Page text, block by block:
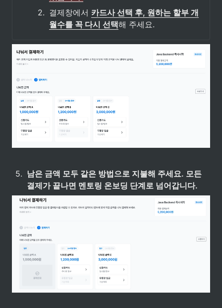
2. 결제창에서 카드사 선택 후, 원하는 할부 개
월수를 꼭 다시 선택해 주세요.
5. 남은 금액 모두 같은 방법으로 지불해 주세요. 모든
결제가 끝나면 멘토링 온보딩 단계로 넘어갑니다.